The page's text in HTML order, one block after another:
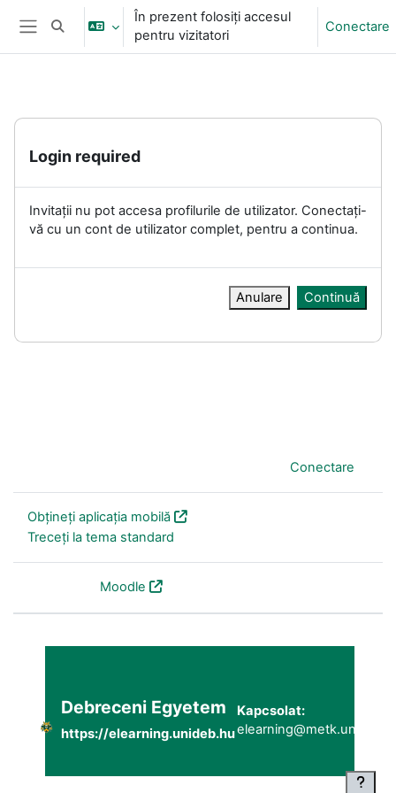
Sari la conţinutul principal
Panou lateral
Afișați căutarea
În prezent folosiți accesul
pentru vizitatori
Conectare
Login required
Invitații nu pot accesa profilurile de utilizator. Conectați-
vă cu un cont de utilizator complet, pentru a continua.
Anulare Continuă
Conectare
Obțineți aplicația mobilă
Treceți la tema standard
Moodle
Debreceni Egyetem
https://elearning.unideb.hu
Kapcsolat: